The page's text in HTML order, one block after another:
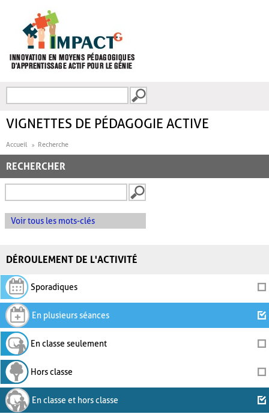
FORMULAIRE DE
VIGNETTES DE PÉDAGOGIE ACTIVE
Accueil Recherche
RECHERCHER
Voir tous les mots-clés
DÉROULEMENT DE L'ACTIVITÉ
Sporadiques
En plusieurs séances
En classe seulement
Hors classe
En classe et hors classe